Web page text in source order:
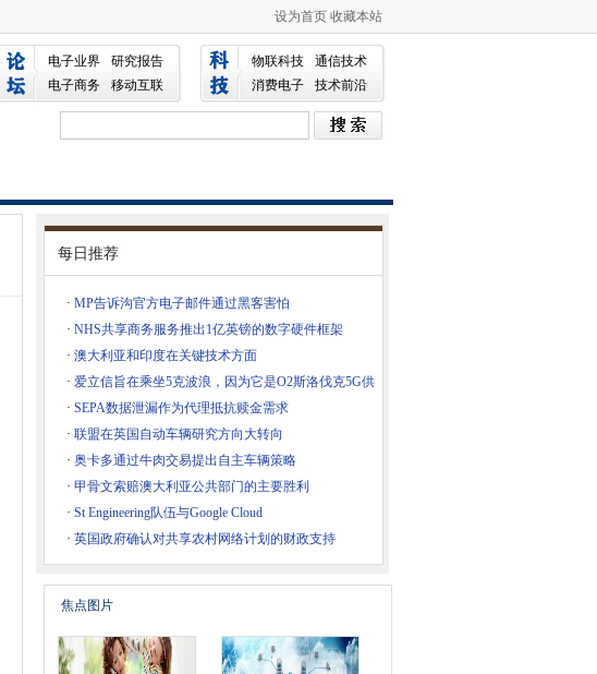
设为首页 收藏本站
电子业界
研究报告
电子商务
移动互联
物联科技
通信技术
消费电子
技术前沿
每日推荐
· MP告诉沟官方电子邮件通过黑客害怕
· NHS共享商务服务推出1亿英镑的数字硬件框架
· 澳大利亚和印度在关键技术方面
· 爱立信旨在乘坐5克波浪，因为它是O2斯洛伐克5G供
· SEPA数据泄漏作为代理抵抗赎金需求
· 联盟在英国自动车辆研究方向大转向
· 奥卡多通过牛肉交易提出自主车辆策略
· 甲骨文索赔澳大利亚公共部门的主要胜利
· St Engineering队伍与Google Cloud
· 英国政府确认对共享农村网络计划的财政支持
焦点图片